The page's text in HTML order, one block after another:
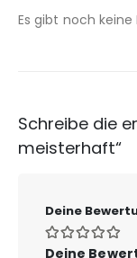
Es gibt noch
Schreibe die
meisterhaft“
Deine
Deine